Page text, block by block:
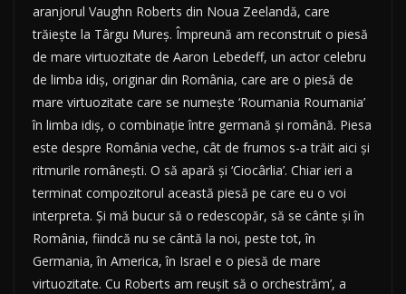
aranjorul Vaughn Roberts din Noua Zeelandă, care
trăieşte la Târgu Mureş. Împreună am reconstruit o piesă
de mare virtuozitate de Aaron Lebedeff, un actor celebru
de limba idiş, originar din România, care are o piesă de
mare virtuozitate care se numeşte ‘Roumania Roumania’
în limba idiş, o combinaţie între germană şi română. Piesa
este despre România veche, cât de frumos s-a trăit aici şi
ritmurile româneşti. O să apară şi ‘Ciocârlia’. Chiar ieri a
terminat compozitorul această piesă pe care eu o voi
interpreta. Şi mă bucur să o redescopăr, să se cânte şi în
România, fiindcă nu se cântă la noi, peste tot, în
Germania, în America, în Israel e o piesă de mare
virtuozitate. Cu Roberts am reuşit să o orchestrăm’, a